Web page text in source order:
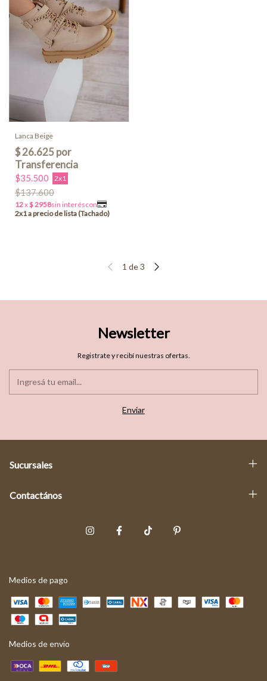
Lanca Beige
$35.500 2x1
$137.600
1 de3
Newsletter
Registrate y recibí nuestras ofertas.
Sucursales
Contactános
Medios de pago
Medios de envío